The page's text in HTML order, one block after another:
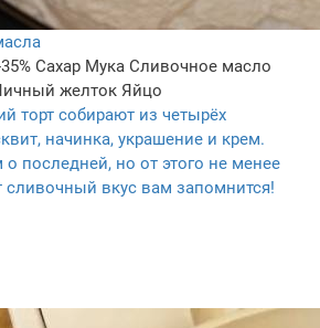
Сахар Мука Сливочное масло
желток Яйцо
торт собирают из четырёх
начинка, украшение и крем.
последней, но от этого не менее
сливочный вкус вам запомнится!